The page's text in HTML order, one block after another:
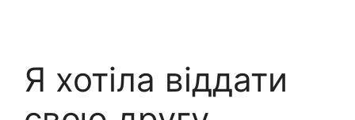
Я хотіла віддати